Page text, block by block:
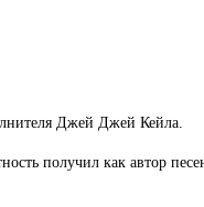
Джей Джей Кейла.
получил как автор